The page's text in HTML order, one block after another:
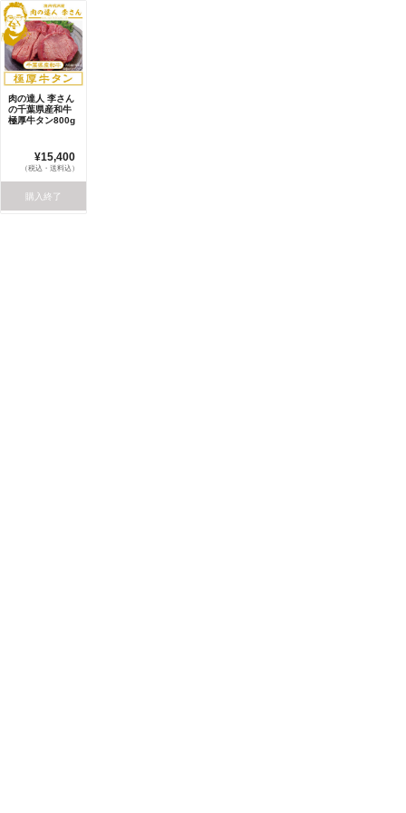
肉の達人 李さん
の千葉県産和牛
極厚牛タン800g
¥15,400
（税込・送料込）
購入終了